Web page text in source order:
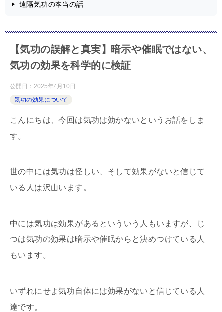
遠隔気功の本当の話
【気功の誤解と真実】暗示や催眠ではない、
気功の効果を科学的に検証
公開日： 2025年4月10日
気功の効果について
こんにちは、今回は気功は効かないというお話をしま
す。
世の中には気功は怪しい、そして効果がないと信じて
いる人は沢山います。
中には気功は効果があるといういう人もいますが、じ
つは気功の効果は暗示や催眠からと決めつけている人
もいます。
いずれにせよ気功自体には効果がないと信じている人
達です。